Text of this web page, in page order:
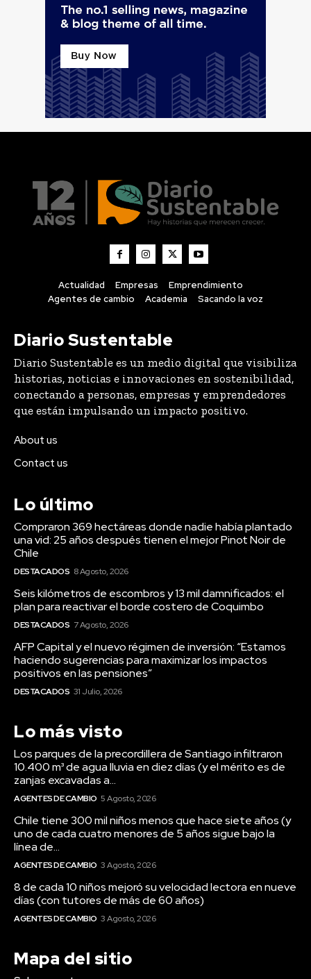
Actualidad Empresas
Emprendimiento
Agentes de cambio
Academia Sacando la voz
Diario Sustentable
Diario Sustentable es un medio digital que visibiliza
historias, noticias e innovaciones en sostenibilidad,
conectando a personas, empresas y emprendedores
que están impulsando un impacto positivo.
About us
Contact us
Lo último
Compraron 369 hectáreas donde nadie había plantado
una vid: 25 años después tienen el mejor Pinot Noir de
Chile
DESTACADOS 8 Agosto, 2026
Seis kilómetros de escombros y 13 mil damnificados: el
plan para reactivar el borde costero de Coquimbo
DESTACADOS 7 Agosto, 2026
AFP Capital y el nuevo régimen de inversión: “Estamos
haciendo sugerencias para maximizar los impactos
positivos en las pensiones”
DESTACADOS 31 Julio, 2026
Lo más visto
Los parques de la precordillera de Santiago infiltraron
10.400 m³ de agua lluvia en diez días (y el mérito es de
zanjas excavadas a...
AGENTES DE CAMBIO 5 Agosto, 2026
Chile tiene 300 mil niños menos que hace siete años (y
uno de cada cuatro menores de 5 años sigue bajo la
línea de...
AGENTES DE CAMBIO 3 Agosto, 2026
8 de cada 10 niños mejoró su velocidad lectora en nueve
días (con tutores de más de 60 años)
AGENTES DE CAMBIO 3 Agosto, 2026
Mapa del sitio